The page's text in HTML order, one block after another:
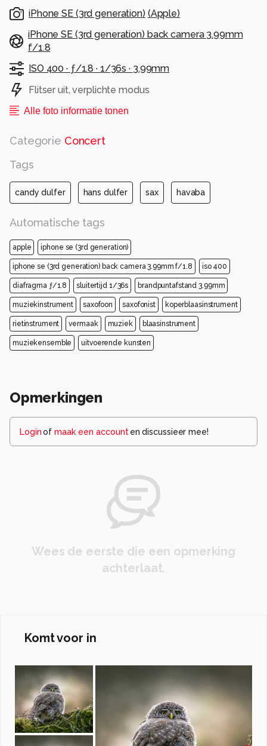
iPhone SE (3rd generation) (Apple)
iPhone SE (3rd generation) back camera 3.99mm
f/1.8
ISO 400 · ƒ/1.8 · 1/36s · 3.99mm
Flitser uit, verplichte modus
Alle foto informatie tonen
Categorie Concert
Tags
candy dulfer hans dulfer sax havaba
Automatische tags
apple iphone se (3rd generation)
iphone se (3rd generation) back camera 3.99mm f/1.8 iso 400
diafragma ƒ/1.8 sluitertijd 1/36s brandpuntafstand 3.99mm
muziekinstrument saxofoon saxofonist koperblaasinstrument
rietinstrument vermaak muziek blaasinstrument
muziekensemble uitvoerende kunsten
Opmerkingen
Loginof maak een account en discussieer mee!
Wees de eerste die een opmerking
achterlaat.
Komt voor in